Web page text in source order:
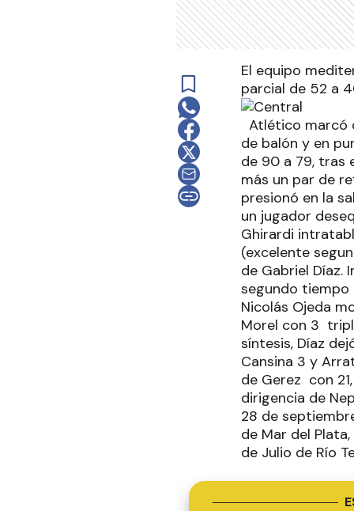
El equipo
parcial de 52 a
Atlético marcó
de balón y en
de 90 a 79, tras
más un par de
presionó en la
un jugador
Ghirardi
(excelente
de Gabriel Díaz.
segundo tiempo
Nicolás Ojeda
Morel con 3
síntesis, Díaz
Cansina 3 y
de Gerez con
dirigencia de
28 de
de Mar del
de Julio de Río